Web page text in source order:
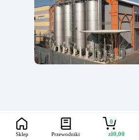
Sklep Przewodniki
0
zł0,00